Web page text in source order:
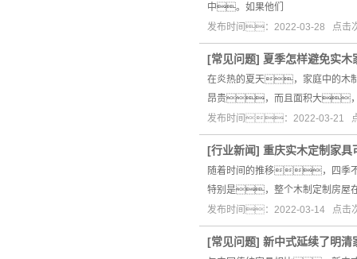
中。如果他们
发布时间：2022-03-28 点击
[常见问题] 夏季怎样避免实
在炎热的夏天，家庭中的木
昂贵，而且面积大，
发布时间：2022-03-21
[行业新闻] 重庆实木定制家具
随着时间的推移，四季
特别是，整个木制定制房屋
发布时间：2022-03-14 点
[常见问题] 新中式延续了明